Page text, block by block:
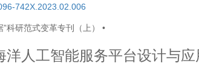
742X.2023.02.006
科研范式变革专刊（上） •
洋人工智能服务平台设计与应